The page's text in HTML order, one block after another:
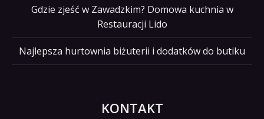
Gdzie zjeść w Zawadzkim? Domowa kuchnia w
Restauracji Lido
Najlepsza hurtownia biżuterii i dodatków do butiku
KONTAKT